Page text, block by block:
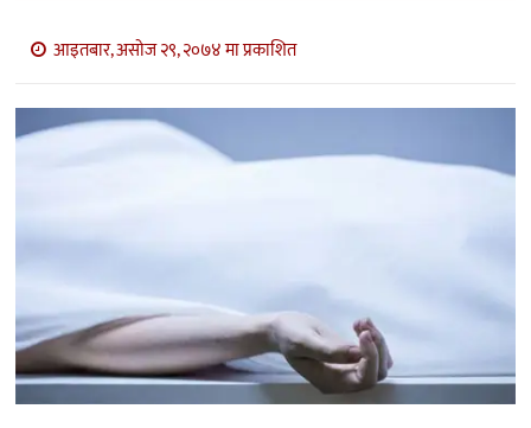
आइतबार, असोज २९, २०७४ मा प्रकाशित